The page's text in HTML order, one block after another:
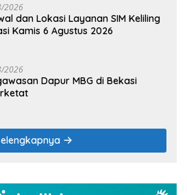
2026
dan Lokasi Layanan SIM Keliling
Kamis 6 Agustus 2026
2026
Dapur MBG di Bekasi